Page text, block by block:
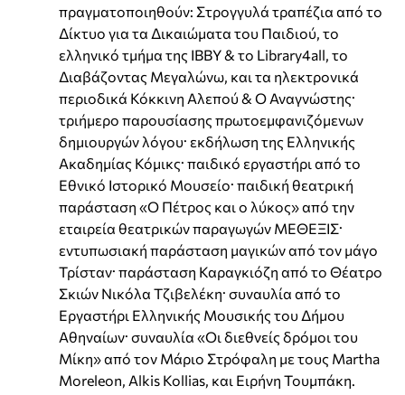
πραγματοποιηθούν: Στρογγυλά τραπέζια από το
Δίκτυο για τα Δικαιώματα του Παιδιού, το
ελληνικό τμήμα της IBBY & το Library4all, το
Διαβάζοντας Μεγαλώνω, και τα ηλεκτρονικά
περιοδικά Κόκκινη Αλεπού & Ο Αναγνώστης·
τριήμερο παρουσίασης πρωτοεμφανιζόμενων
δημιουργών λόγου· εκδήλωση της Ελληνικής
Ακαδημίας Κόμικς· παιδικό εργαστήρι από το
Εθνικό Ιστορικό Μουσείο· παιδική θεατρική
παράσταση «Ο Πέτρος και ο λύκος» από την
εταιρεία θεατρικών παραγωγών ΜΕΘΕΞΙΣ·
εντυπωσιακή παράσταση μαγικών από τον μάγο
Τρίσταν· παράσταση Καραγκιόζη από το Θέατρο
Σκιών Νικόλα Τζιβελέκη· συναυλία από το
Εργαστήρι Ελληνικής Μουσικής του Δήμου
Αθηναίων· συναυλία «Οι διεθνείς δρόμοι του
Μίκη» από τον Μάριο Στρόφαλη με τους Μartha
Moreleon, Alkis Kollias, και Ειρήνη Τουμπάκη.